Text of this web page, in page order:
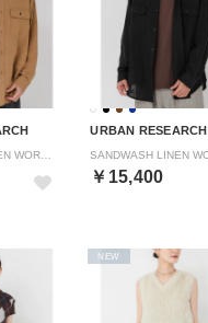
URBAN RESEARCH
￥15,400
NEW